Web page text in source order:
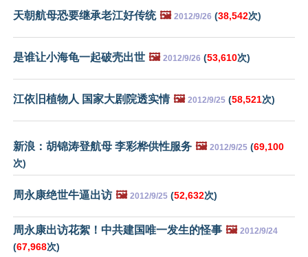
天朝航母恐要继承老江好传统 🖼️ 2012/9/26 (38,542次)
是谁让小海龟一起破壳出世 🖼️ 2012/9/26 (53,610次)
江依旧植物人 国家大剧院透实情 🖼️ 2012/9/25 (58,521次)
新浪：胡锦涛登航母 李彩桦供性服务 🖼️ 2012/9/25 (69,100
次)
周永康绝世牛逼出访 🖼️ 2012/9/25 (52,632次)
周永康出访花絮！中共建国唯一发生的怪事 🖼️ 2012/9/24
(67,968次)